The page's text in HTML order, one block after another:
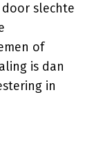
slechte
of
is dan
in